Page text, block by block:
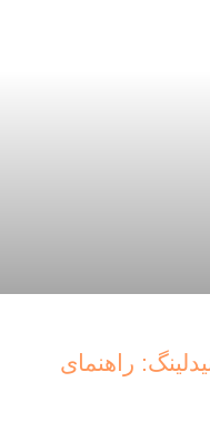
راهنمای